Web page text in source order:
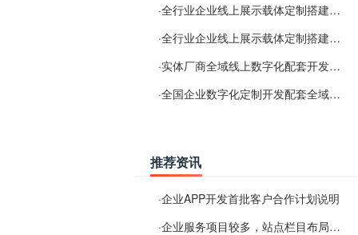
·全行业企业线上展示载体定制搭建服务
·全行业企业线上展示载体定制搭建服务
·实体厂商全域线上数字化配套开发与地域检索优化服务
·全国企业数字化定制开发配套全域搜索优化服务
推荐资讯
·企业APP开发首批客户合作计划说明
·企业服务项目较多，站点栏目布局规划参考思路